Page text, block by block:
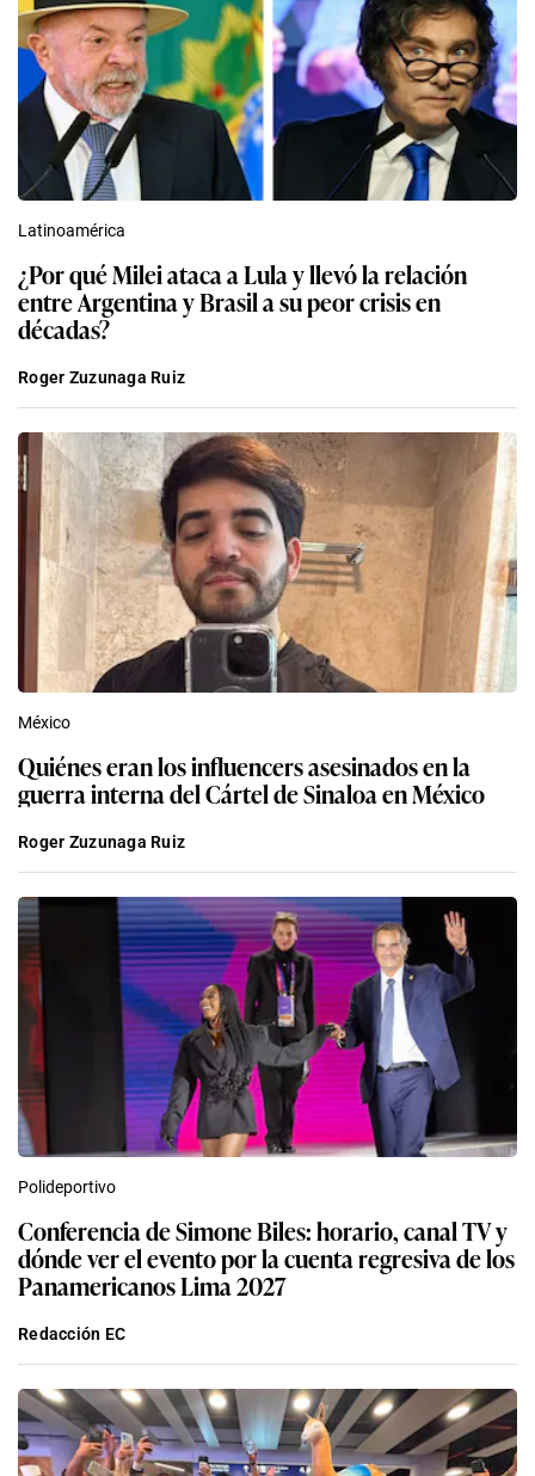
Latinoamérica
¿Por qué Milei ataca a Lula y llevó la relación
entre Argentina y Brasil a su peor crisis en
décadas?
Roger Zuzunaga Ruiz
México
Quiénes eran los influencers asesinados en la
guerra interna del Cártel de Sinaloa en México
Roger Zuzunaga Ruiz
Polideportivo
Conferencia de Simone Biles: horario, canal TV y
dónde ver el evento por la cuenta regresiva de los
Panamericanos Lima 2027
Redacción EC